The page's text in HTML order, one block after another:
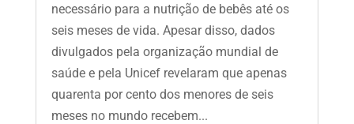
necessário para a nutrição de bebês até os
seis meses de vida. Apesar disso, dados
divulgados pela organização mundial de
saúde e pela Unicef revelaram que apenas
quarenta por cento dos menores de seis
meses no mundo recebem...